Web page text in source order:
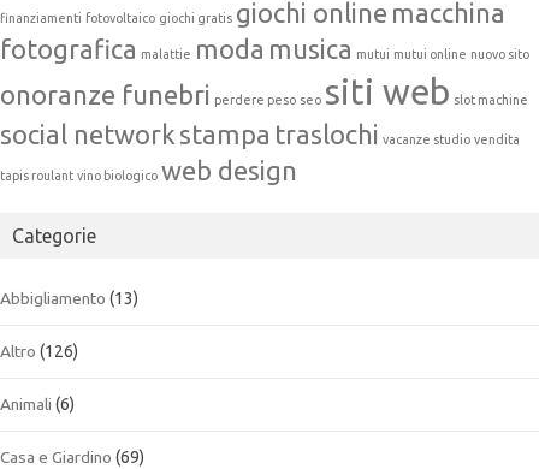
finanziamenti fotovoltaico giochi gratis giochi online macchina
fotografica malattie moda musica mutui mutui online nuovo sito
onoranze funebri perdere peso seo siti web slot machine
social network stampa traslochi vacanze studio vendita
tapis roulant vino biologico web design
Categorie
Abbigliamento (13)
Altro (126)
Animali (6)
Casa e Giardino (69)